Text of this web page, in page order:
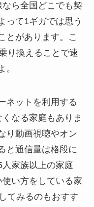
ら全国どこでも契
って1ギガでは思う
とがあります。こ
り換えることで速
。
ネットを利用する
なる家庭もありま
り動画視聴やオン
と通信量は格段に
家族以上の家庭
い方をしている家
てみるのもおすす